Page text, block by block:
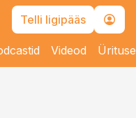
Telli ligipääs
Videod